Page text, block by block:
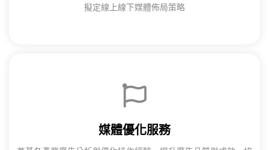
擬定線上線下媒體佈局策略​
媒體優化服務​